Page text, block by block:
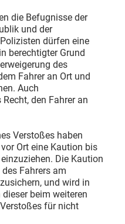
die Befugnisse der
und der
dürfen eine
berechtigter Grund
des
Fahrer an Ort und
Auch
den Fahrer an
Verstoßes haben
Ort eine Kaution bis
Die Kaution
Fahrers am
und wird in
beim weiteren
für nicht